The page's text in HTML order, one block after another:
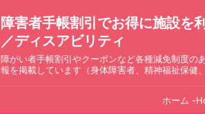
障害者手帳割引でお得に施設を
／ディスアビリティ
障がい者手帳割引やクーポンなど各種減免制度の
報を掲載しています（身体障害者、精神福祉保健
ホーム -